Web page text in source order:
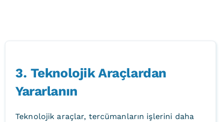
3. Teknolojik Araçlardan
Yararlanın
Teknolojik araçlar, tercümanların işlerini daha